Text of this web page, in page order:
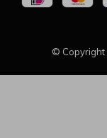
© Copyright